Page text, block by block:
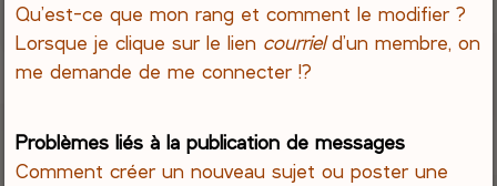
Qu’est-ce que mon rang et comment le modifier ?
Lorsque je clique sur le lien courrield’un membre, on
me demande de me connecter !?
Problèmes liés à la publication de messages
Comment créer un nouveau sujet ou poster une